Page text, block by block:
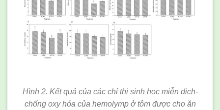
Hình 2. Kết quả của các chỉ thị sinh học miễn dịch-
chống oxy hóa của hemolymp ở tôm được cho ăn